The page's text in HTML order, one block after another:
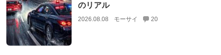
のリアル
2026.08.08 モーサイ 20